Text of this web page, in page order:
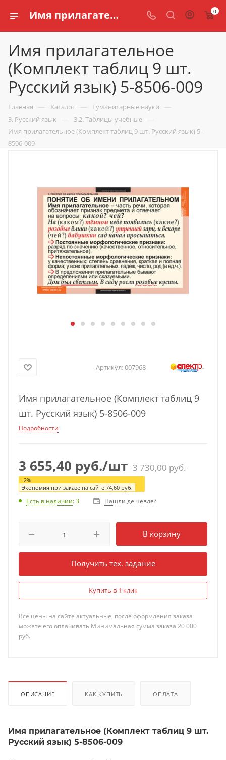
Имя прилагательное (Комплект таблиц 9 шт. Русский язык) 5-8506-009 купить по доступной цене в интернет магазине schools.ru 0
Имя прилагательное
(Комплект таблиц 9 шт.
Русский язык) 5-8506-009
Главная — Каталог — Гуманитарные науки —
3. Русский язык — 3.2. Таблицы учебные —
Имя прилагательное (Комплект таблиц 9 шт. Русский язык) 5-
8506-009
Артикул:007968
Имя прилагательное (Комплект таблиц 9
шт. Русский язык) 5-8506-009
Подробности
3 655,40 руб./шт 3 730,00руб.
-2%
Экономия при заказе на сайте 74,60 руб.
Есть в наличии: 3 Нашли дешевле?
В корзину
Получить тех. задание
Купить в 1 клик
Все цены на сайте актуальные, после оформления заказа
можете его оплачивать Минимальная сумма заказа 20 000
руб.
ОПИСАНИЕ КАК КУПИТЬ ОПЛАТА
Имя прилагательное (Комплект таблиц 9 шт.
Русский язык) 5-8506-009